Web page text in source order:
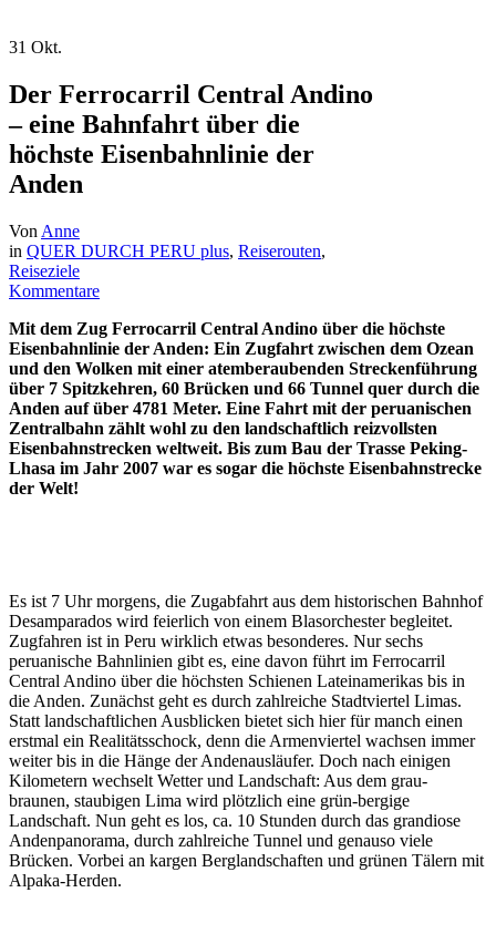
31 Okt.
Der Ferrocarril Central Andino
– eine Bahnfahrt über die
höchste Eisenbahnlinie der
Anden
Von Anne
in QUER DURCH PERU plus, Reiserouten,
Reiseziele
Kommentare
Mit dem Zug Ferrocarril Central Andino über die höchste
Eisenbahnlinie der Anden: Ein Zugfahrt zwischen dem Ozean
und den Wolken mit einer atemberaubenden Streckenführung
über 7 Spitzkehren, 60 Brücken und 66 Tunnel quer durch die
Anden auf über 4781 Meter. Eine Fahrt mit der peruanischen
Zentralbahn zählt wohl zu den landschaftlich reizvollsten
Eisenbahnstrecken weltweit. Bis zum Bau der Trasse Peking-
Lhasa im Jahr 2007 war es sogar die höchste Eisenbahnstrecke
der Welt!
Es ist 7 Uhr morgens, die Zugabfahrt aus dem historischen Bahnhof
Desamparados wird feierlich von einem Blasorchester begleitet.
Zugfahren ist in Peru wirklich etwas besonderes. Nur sechs
peruanische Bahnlinien gibt es, eine davon führt im Ferrocarril
Central Andino über die höchsten Schienen Lateinamerikas bis in
die Anden. Zunächst geht es durch zahlreiche Stadtviertel Limas.
Statt landschaftlichen Ausblicken bietet sich hier für manch einen
erstmal ein Realitätsschock, denn die Armenviertel wachsen immer
weiter bis in die Hänge der Andenausläufer. Doch nach einigen
Kilometern wechselt Wetter und Landschaft: Aus dem grau-
braunen, staubigen Lima wird plötzlich eine grün-bergige
Landschaft. Nun geht es los, ca. 10 Stunden durch das grandiose
Andenpanorama, durch zahlreiche Tunnel und genauso viele
Brücken. Vorbei an kargen Berglandschaften und grünen Tälern mit
Alpaka-Herden.